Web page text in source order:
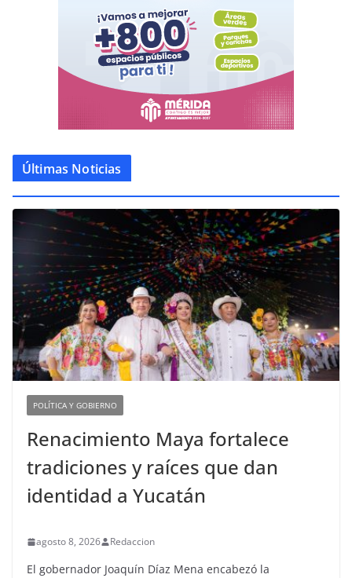
Últimas Noticias
POLÍTICA Y GOBIERNO
Renacimiento Maya fortalece
tradiciones y raíces que dan
identidad a Yucatán
agosto 8, 2026 Redaccion
El gobernador Joaquín Díaz Mena encabezó la